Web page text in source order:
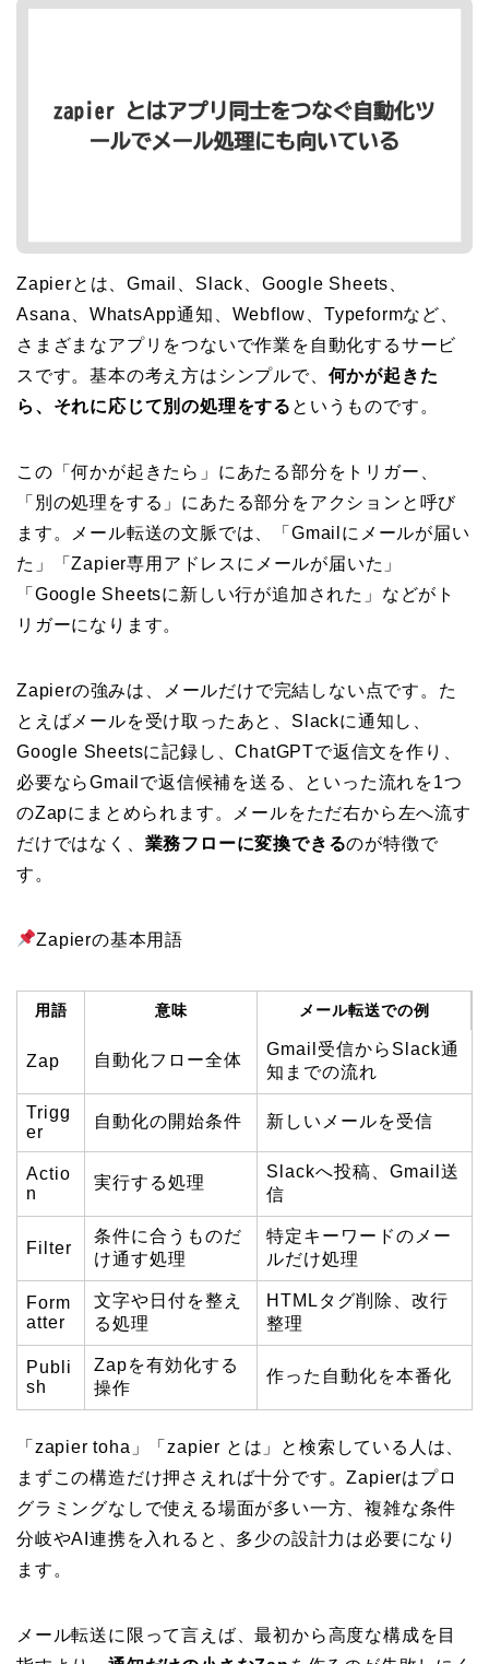
Zapierとは、Gmail、Slack、Google Sheets、
Asana、WhatsApp通知、Webflow、Typeformなど、
さまざまなアプリをつないで作業を自動化するサービ
スです。基本の考え方はシンプルで、 何かが起きた
ら、それに応じて別の処理をする というものです。
この「何かが起きたら」にあたる部分をトリガー、
「別の処理をする」にあたる部分をアクションと呼び
ます。メール転送の文脈では、「Gmailにメールが届い
た」「Zapier専用アドレスにメールが届いた」
「Google Sheetsに新しい行が追加された」などがト
リガーになります。
Zapierの強みは、メールだけで完結しない点です。た
とえばメールを受け取ったあと、Slackに通知し、
Google Sheetsに記録し、ChatGPTで返信文を作り、
必要ならGmailで返信候補を送る、といった流れを1つ
のZapにまとめられます。メールをただ右から左へ流す
だけではなく、 業務フローに変換できるのが特徴で
す。
Zapierの基本用語
用語 意味 メール転送での例
Zap 自動化フロー全体
Gmail受信からSlack通
知までの流れ
Trigg
er
自動化の開始条件 新しいメールを受信
Actio
n
実行する処理
Slackへ投稿、Gmail送
信
Filter
条件に合うものだ
け通す処理
特定キーワードのメー
ルだけ処理
Form
atter
文字や日付を整え
る処理
HTMLタグ削除、改行
整理
Publi
sh
Zapを有効化する
操作
作った自動化を本番化
「zapier toha」「zapier とは」と検索している人は、
まずこの構造だけ押さえれば十分です。Zapierはプロ
グラミングなしで使える場面が多い一方、複雑な条件
分岐やAI連携を入れると、多少の設計力は必要になり
ます。
メール転送に限って言えば、最初から高度な構成を目